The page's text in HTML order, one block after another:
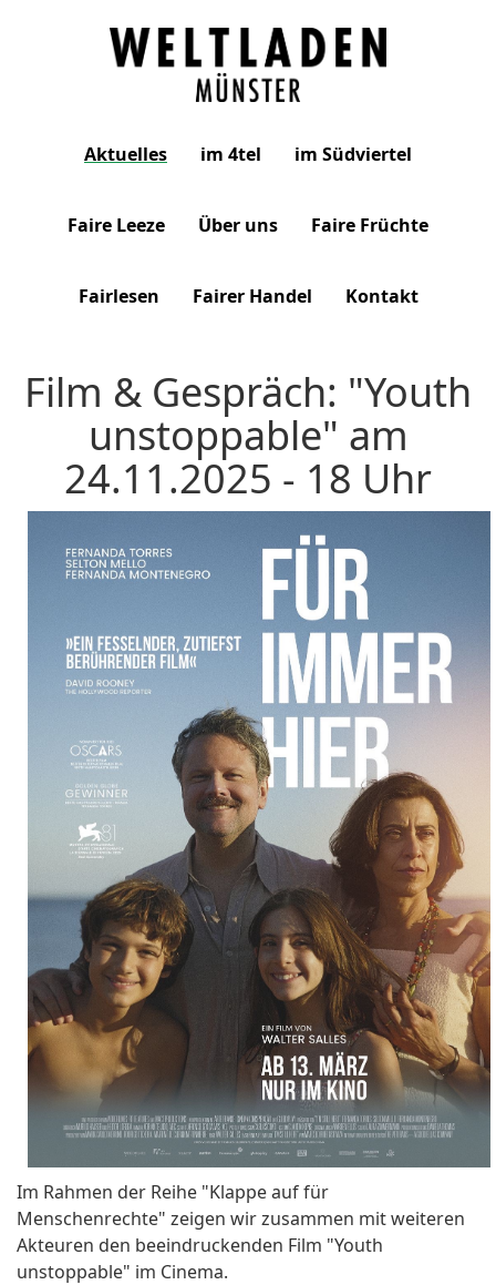
Weltladen
Aktuelles im 4tel im Südviertel
Faire Leeze Über uns Faire Früchte
Fairlesen Fairer Handel Kontakt
Film & Gespräch: "Youth
unstoppable" am
24.11.2025 - 18 Uhr
Im Rahmen der Reihe "Klappe auf für
Menschenrechte" zeigen wir zusammen mit weiteren
Akteuren den beeindruckenden Film "Youth
unstoppable" im Cinema.